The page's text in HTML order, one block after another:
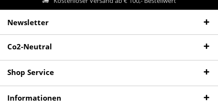
Newsletter
Co2-Neutral
Shop Service
Informationen